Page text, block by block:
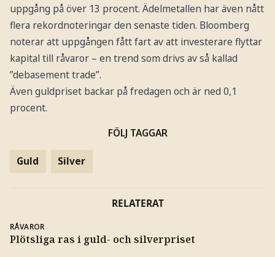
uppgång på över 13 procent. Ädelmetallen har även nått
flera rekordnoteringar den senaste tiden. Bloomberg
noterar att uppgången fått fart av att investerare flyttar
kapital till råvaror – en trend som drivs av så kallad
”debasement trade”.
Även guldpriset backar på fredagen och är ned 0,1
procent.
FÖLJ TAGGAR
Guld Silver
RELATERAT
RÅVAROR
Plötsliga ras i guld- och silverpriset